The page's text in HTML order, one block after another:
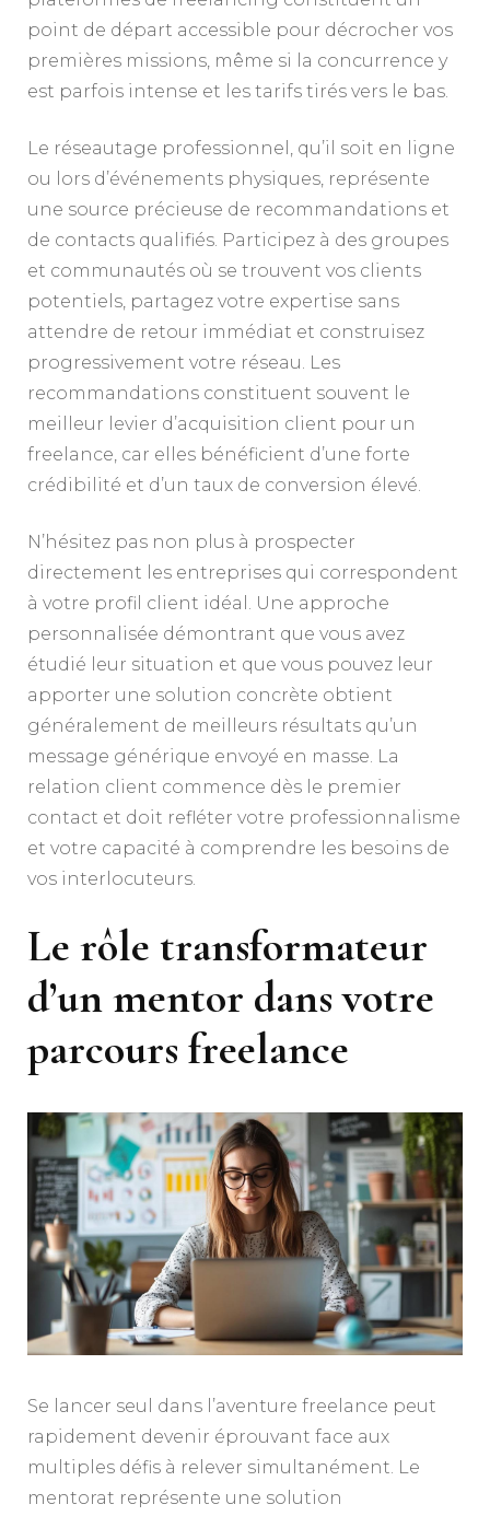
point de départ accessible pour décrocher vos
premières missions, même si la concurrence y
est parfois intense et les tarifs tirés vers le bas.
Le réseautage professionnel, qu’il soit en ligne
ou lors d’événements physiques, représente
une source précieuse de recommandations et
de contacts qualifiés. Participez à des groupes
et communautés où se trouvent vos clients
potentiels, partagez votre expertise sans
attendre de retour immédiat et construisez
progressivement votre réseau. Les
recommandations constituent souvent le
meilleur levier d’acquisition client pour un
freelance, car elles bénéficient d’une forte
crédibilité et d’un taux de conversion élevé.
N’hésitez pas non plus à prospecter
directement les entreprises qui correspondent
à votre profil client idéal. Une approche
personnalisée démontrant que vous avez
étudié leur situation et que vous pouvez leur
apporter une solution concrète obtient
généralement de meilleurs résultats qu’un
message générique envoyé en masse. La
relation client commence dès le premier
contact et doit refléter votre professionnalisme
et votre capacité à comprendre les besoins de
vos interlocuteurs.
Le rôle transformateur
d’un mentor dans votre
parcours freelance
Se lancer seul dans l’aventure freelance peut
rapidement devenir éprouvant face aux
multiples défis à relever simultanément. Le
mentorat représente une solution